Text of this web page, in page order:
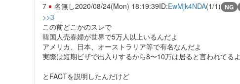
7 名無し2020/08/24(Mon) 18:19:39ID:EwMjk4NDA(1/1) NG
>>3
この前どこかのスレで
韓国人売春婦が世界で5万人以上いるんだよ
アメリカ、日本、オーストラリア等で有名なんだよ
実際は短期ビザで出入りするから8〜10万は居ると言われてるよ
とFACTを説明したんだけど